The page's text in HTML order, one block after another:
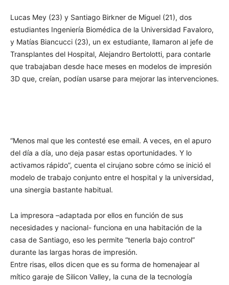
Lucas Mey (23) y Santiago Birkner de Miguel (21), dos
estudiantes Ingeniería Biomédica de la Universidad Favaloro,
y Matías Biancucci (23), un ex estudiante, llamaron al jefe de
Transplantes del Hospital, Alejandro Bertolotti, para contarle
que trabajaban desde hace meses en modelos de impresión
3D que, creían, podían usarse para mejorar las intervenciones.
“Menos mal que les contesté ese email. A veces, en el apuro
del día a día, uno deja pasar estas oportunidades. Y lo
activamos rápido”, cuenta el cirujano sobre cómo se inició el
modelo de trabajo conjunto entre el hospital y la universidad,
una sinergia bastante habitual.
La impresora –adaptada por ellos en función de sus
necesidades y nacional- funciona en una habitación de la
casa de Santiago, eso les permite “tenerla bajo control”
durante las largas horas de impresión.
Entre risas, ellos dicen que es su forma de homenajear al
mítico garaje de Silicon Valley, la cuna de la tecnología